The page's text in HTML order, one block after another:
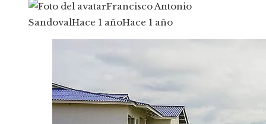
Francisco Antonio
SandovalHace 1 añoHace 1 año